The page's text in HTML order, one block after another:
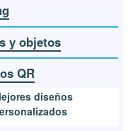
y objetos
QR
diseños